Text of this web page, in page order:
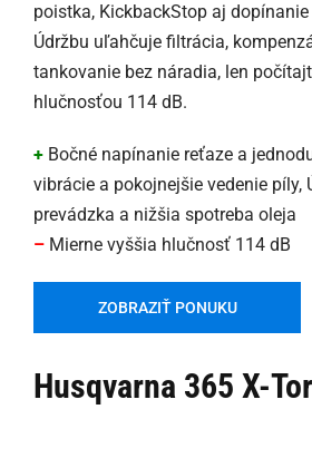
poistka, KickbackStop aj
Údržbu uľahčuje filtrácia,
tankovanie bez náradia, len
hlučnosťou 114 dB.
+ Bočné napínanie reťaze a
vibrácie a pokojnejšie vedenie píly,
prevádzka a nižšia spotreba oleja
– Mierne vyššia hlučnosť 114 dB
ZOBRAZIŤ PONUKU
Husqvarna 365 X-